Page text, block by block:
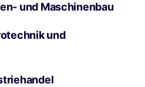
und Maschinenbau
und